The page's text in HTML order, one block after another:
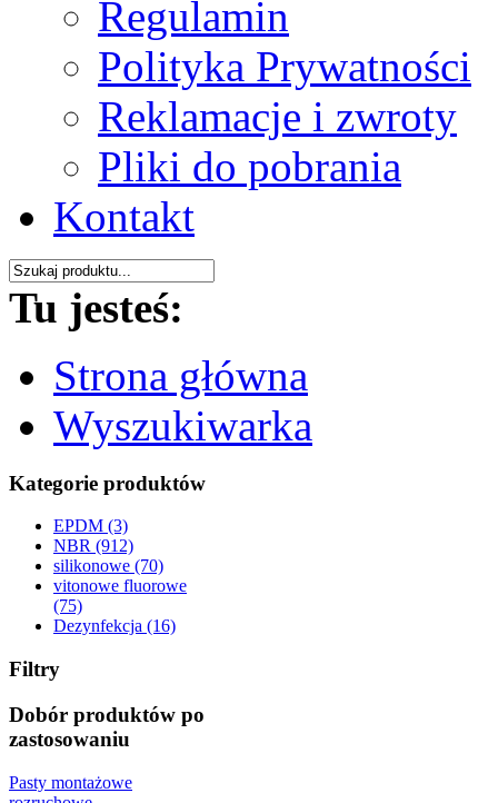
Regulamin
Polityka Prywatności
Reklamacje i zwroty
Pliki do pobrania
Kontakt
Tu jesteś:
Strona główna
Wyszukiwarka
Kategorie produktów
EPDM (3)
NBR (912)
silikonowe (70)
vitonowe fluorowe
(75)
Dezynfekcja (16)
Filtry
Dobór produktów po
zastosowaniu
Pasty montażowe